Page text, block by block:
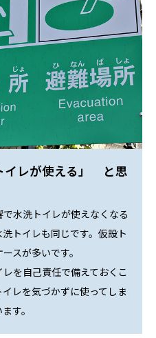
イレが使える」 と思
水洗トイレが使えなくなる
トイレも同じです。仮設ト
スが多いです。
を自己責任で備えておくこ
レを気づかずに使ってしま
す。